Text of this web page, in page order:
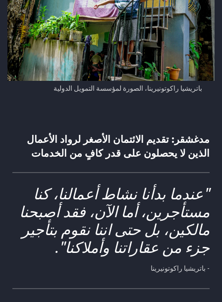
باتريشيا راكوتونيرينا، الصورة لمؤسسة التمويل الدولية
مدغشقر: تقديم الائتمان الأصغر لرواد الأعمال
الذين لا يحصلون على قدر كافٍ من الخدمات
"عندما بدأنا نشاط أعمالنا، كنا
مستأجرين، أما الآن، فقد أصبحنا
مالكين، بل حتى اننا نقوم بتأجير
جزء من عقاراتنا وأملاكنا".
- باتريشيا راكوتونيرينا